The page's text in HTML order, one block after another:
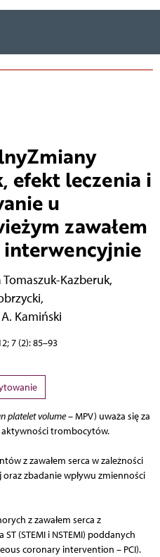
efekt leczenia i
u
zawałem
interwencyjnie
Tomaszuk-Kazberuk,
,
Kamiński
7 (2): 85–93
platelet volume– MPV) uważa się za
trombocytów.
z zawałem serca w zależności
zbadanie wpływu zmienności
z zawałem serca z
(STEMI i NSTEMI) poddanych
coronary intervention – PCI).